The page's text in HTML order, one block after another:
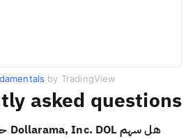
by TradingView
asked questions
هل سهم Dollarama, Inc. DOL حلال للاستثمار؟